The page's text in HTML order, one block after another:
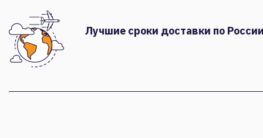
Лучшие сроки доставки по